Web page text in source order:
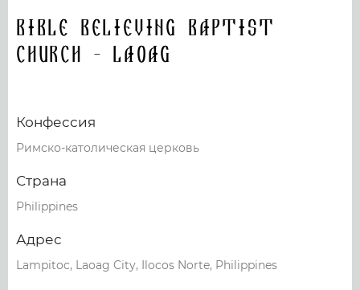
Bible Believing Baptist
Church - Laoag
Конфессия
Римско-католическая церковь
Страна
Philippines
Адрес
Lampitoc, Laoag City, Ilocos Norte, Philippines